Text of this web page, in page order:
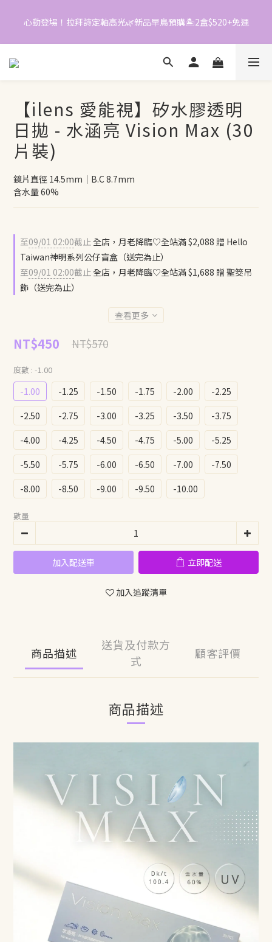
📱加入官方LINE｜領$50折價券
6
4
0
2
0
06
4
3
0
心動登場！拉拜詩定軸高光🌿新品早鳥預購🏝️2盒$520+免運
📱加入官方LINE｜領$50折價券
【ilens 愛能視】矽水膠透明
日拋 - 水涵亮 Vision Max (30
片裝)
鏡片直徑 14.5mm｜B.C 8.7mm
含水量 60%
至09/01 02:00截止全店，月老降臨♡全站滿 $2,088 贈 Hello
Taiwan神明系列公仔盲盒（送完為止）
至09/01 02:00截止全店，月老降臨♡全站滿 $1,688 贈 聖筊吊
飾（送完為止）
查看更多
NT$450 NT$570
度數 : -1.00
-1.00 -1.25 -1.50 -1.75 -2.00
-2.25
-2.50
-2.75 -3.00 -3.25 -3.50
-3.75
-4.00
-4.25 -4.50 -4.75 -5.00
-5.25
-5.50
-5.75 -6.00 -6.50 -7.00
-7.50
-8.00
-8.50 -9.00 -9.50 -10.00
數量
加入配送車 立即配送
加入追蹤清單
商品描述
送貨及付款方
式
顧客評價
商品描述